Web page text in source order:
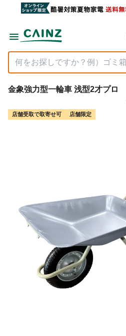
金象強力型一輪車 浅型2才プロ
店舗受取で取寄せ可 店舗限定